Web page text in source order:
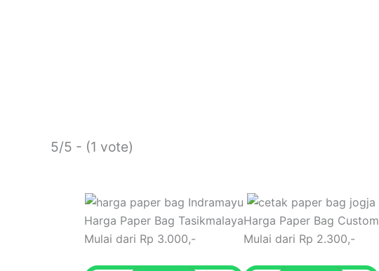
5/5 - (1 vote)
Harga Paper Bag Tasikmalaya
Mulai dari Rp 3.000,-
Harga Paper Bag Custom
Mulai dari Rp 2.300,-